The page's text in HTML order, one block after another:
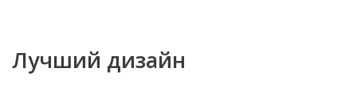
Лучший дизайн